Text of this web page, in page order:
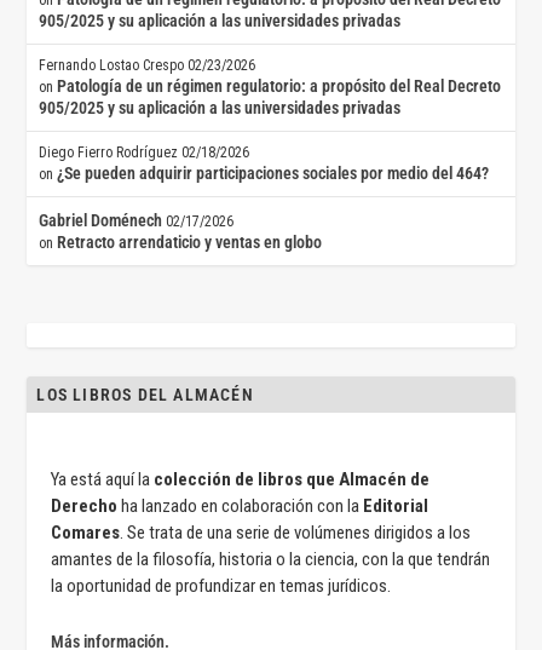
905/2025 y su aplicación a las universidades privadas
Fernando Lostao Crespo 02/23/2026
on Patología de un régimen regulatorio: a propósito del Real Decreto
905/2025 y su aplicación a las universidades privadas
Diego Fierro Rodríguez 02/18/2026
on¿Se pueden adquirir participaciones sociales por medio del 464?
Gabriel Doménech 02/17/2026
on Retracto arrendaticio y ventas en globo
LOS LIBROS DEL ALMACÉN
Ya está aquí la colección de libros que Almacén de
Derecho ha lanzado en colaboración con la Editorial
Comares. Se trata de una serie de volúmenes dirigidos a los
amantes de la filosofía, historia o la ciencia, con la que tendrán
la oportunidad de profundizar en temas jurídicos.
Más información.